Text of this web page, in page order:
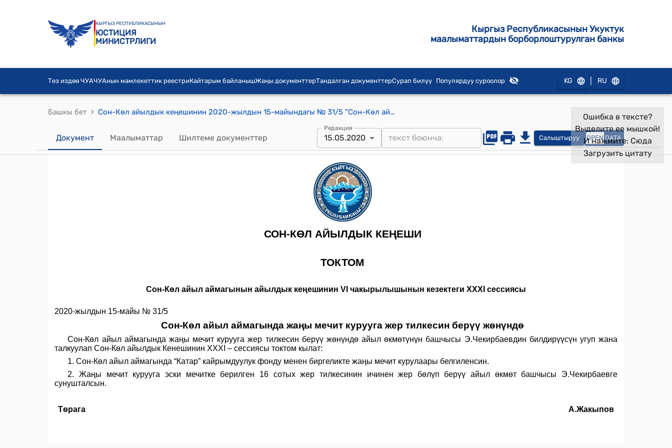
КЫРГЫЗ РЕСПУБЛИКАСЫНЫН
ЮСТИЦИЯ
МИНИСТРЛИГИ
Кыргыз Республикасынын Укуктук
маалыматтардын борборлоштурулган банкы
Тез издөө ЧУАЧУАнын мамлекеттик реестриКайтарым байланышЖаңы документтерТандалган документтерСурап билүү Популярдуу суроолор KG RU
Башкы бет › Сон-Көл айылдык кеңешинин 2020-жылдын 15-майындагы № 31/5 "Сон-Көл айыл аймагында жаңы мечит курууга жер тилкесин берүү жөнүндө" токтому
Документ Маалыматтар Шилтеме документтер
Редакция
15.05.2020 Салыштыруу OPEN DATA
Ошибка в тексте?
Выделите ее мышкой!
И нажмите: Сюда
Загрузить цитату